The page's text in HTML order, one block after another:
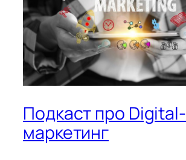
Подкаст про Digital-
маркетинг